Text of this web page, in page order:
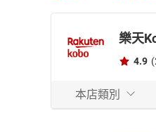
樂天
4.9
本店類別